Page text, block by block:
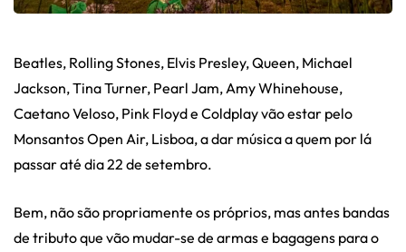
Beatles, Rolling Stones, Elvis Presley, Queen, Michael
Jackson, Tina Turner, Pearl Jam, Amy Whinehouse,
Caetano Veloso, Pink Floyd e Coldplay vão estar pelo
Monsantos Open Air, Lisboa, a dar música a quem por lá
passar até dia 22 de setembro.
Bem, não são propriamente os próprios, mas antes bandas
de tributo que vão mudar-se de armas e bagagens para o